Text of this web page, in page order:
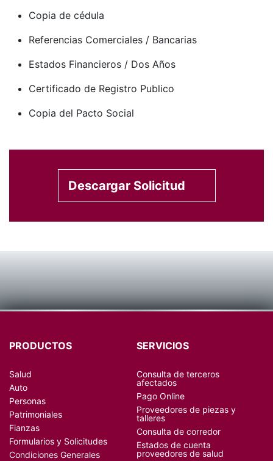
Copia de cédula
Referencias Comerciales / Bancarias
Estados Financieros / Dos Años
Certificado de Registro Publico
Copia del Pacto Social
Descargar Solicitud
PRODUCTOS
Salud
Auto
Personas
Patrimoniales
Fianzas
Formularios y Solicitudes
Condiciones Generales
SERVICIOS
Consulta de terceros
afectados
Pago Online
Proveedores de piezas y
talleres
Consulta de corredor
Estados de cuenta
proveedores de salud